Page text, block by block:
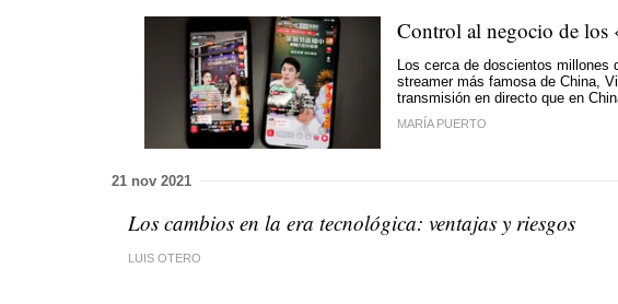
Control al negocio de los
Los cerca de doscientos millones
streamer más famosa de China,
transmisión en directo que en
MARÍA PUERTO
21 nov 2021
Los cambios en la era tecnológica: ventajas y riesgos
LUIS OTERO